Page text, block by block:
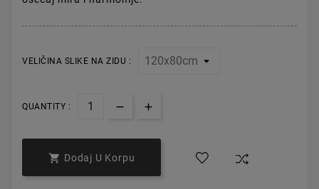
VELIČINA SLIKE NA ZIDU :
QUANTITY :
 Dodaj U Korpu